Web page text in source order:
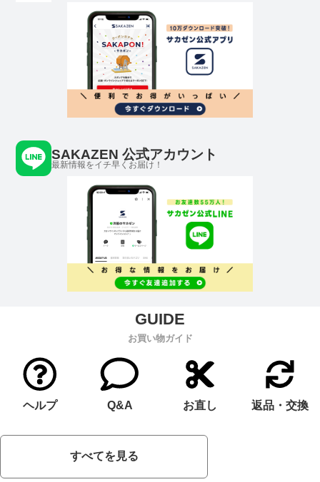
SAKAZEN 公式アカウント
最新情報をイチ早くお届け！
お買い物ガイド
ヘルプ Q&A お直し 返品・交換
すべてを見る